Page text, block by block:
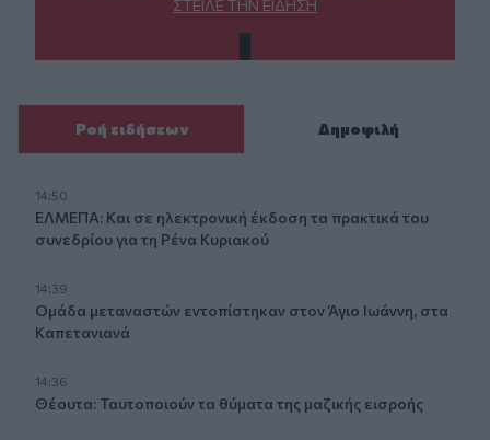
ΣΤΕΊΛΕ ΤΗΝ ΕΊΔΗΣΗ
Ροή ειδήσεων Δημοφιλή
14:50
ΕΛΜΕΠΑ: Και σε ηλεκτρονική έκδοση τα πρακτικά του
συνεδρίου για τη Ρένα Κυριακού
14:39
Ομάδα μεταναστών εντοπίστηκαν στον Άγιο Ιωάννη, στα
Καπετανιανά
14:36
Θέουτα: Ταυτοποιούν τα θύματα της μαζικής εισροής